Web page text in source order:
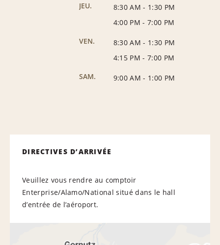
JEU.
8:30 AM - 1:30 PM
4:00 PM - 7:00 PM
VEN.
8:30 AM - 1:30 PM
4:15 PM - 7:00 PM
SAM.
9:00 AM - 1:00 PM
DIRECTIVES D’ARRIVÉE
Veuillez vous rendre au comptoir
Enterprise/Alamo/National situé dans le hall
d’entrée de l’aéroport.